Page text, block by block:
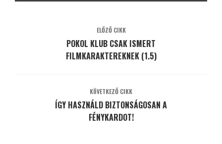
ELŐZŐ CIKK
POKOL KLUB CSAK ISMERT
FILMKARAKTEREKNEK (1.5)
KÖVETKEZŐ CIKK
ÍGY HASZNÁLD BIZTONSÁGOSAN A
FÉNYKARDOT!